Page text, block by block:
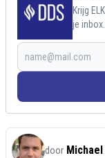
Krijg
je
door